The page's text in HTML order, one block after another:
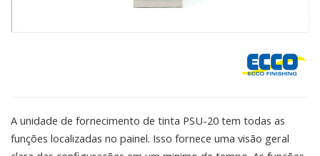
A unidade de fornecimento de tinta PSU-20 tem todas as
funções localizadas no painel. Isso fornece uma visão geral